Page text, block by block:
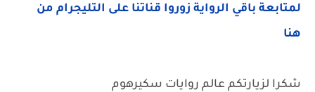
لمتابعة باقي الرواية زوروا قناتنا على التليجرام من
هنا
شكرا لزيارتكم عالم روايات سكيرهوم